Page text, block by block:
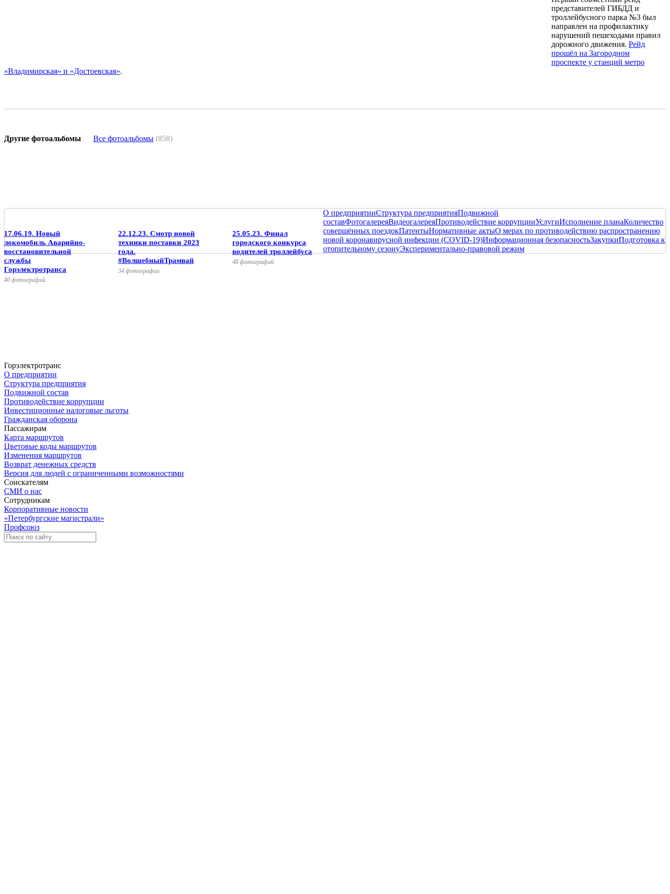
представителей ГИБДД и
троллейбусного парка №3 был
направлен на профилактику
нарушений пешеходами правил
дорожного движения. Рейд
прошёл на Загородном
проспекте у станций метро
«Владимирская» и «Достоевская».
Другие фотоальбомы Все фотоальбомы (858)
17.06.19. Новый
локомобиль Аварийно-
восстановительной
службы
Горэлектротранса
40 фотографий
22.12.23. Смотр новой
техники поставки 2023
года.
#ВолшебныйТрамвай
34 фотографии
25.05.23. Финал
городского конкурса
водителей троллейбуса
48 фотографий
О предприятииСтруктура предприятияПодвижной
составФотогалереяВидеогалереяПротиводействие коррупцииУслугиИсполнение планаКоличество
совершённых поездокПатентыНормативные актыО мерах по противодействию распространению
новой коронавирусной инфекции (COVID-19)Информационная безопасностьЗакупкиПодготовка к
отопительному сезонуЭкспериментально-правовой режим
Горэлектротранс
О предприятии
Структура предприятия
Подвижной состав
Противодействие коррупции
Инвестиционные налоговые льготы
Гражданская оборона
Пассажирам
Карта маршрутов
Цветовые коды маршрутов
Изменения маршрутов
Возврат денежных средств
Версия для людей с ограниченными возможностями
Соискателям
СМИ о нас
Сотрудникам
Корпоративные новости
«Петербургские магистрали»
Профсоюз